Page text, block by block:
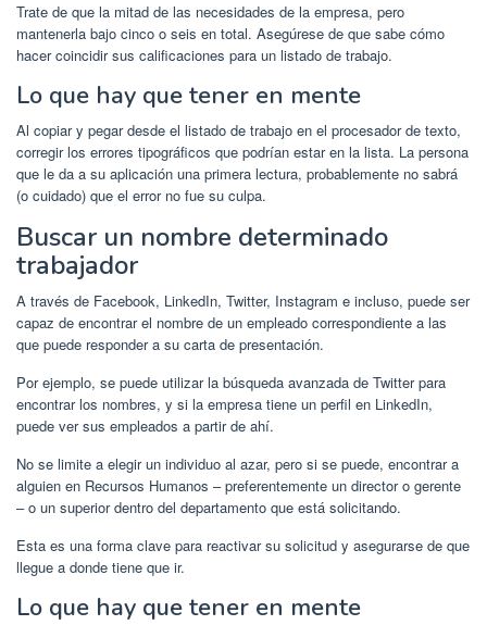
Trate de que la mitad de las necesidades de la empresa, pero
mantenerla bajo cinco o seis en total. Asegúrese de que sabe cómo
hacer coincidir sus calificaciones para un listado de trabajo.
Lo que hay que tener en mente
Al copiar y pegar desde el listado de trabajo en el procesador de texto,
corregir los errores tipográficos que podrían estar en la lista. La persona
que le da a su aplicación una primera lectura, probablemente no sabrá
(o cuidado) que el error no fue su culpa.
Buscar un nombre determinado
trabajador
A través de Facebook, LinkedIn, Twitter, Instagram e incluso, puede ser
capaz de encontrar el nombre de un empleado correspondiente a las
que puede responder a su carta de presentación.
Por ejemplo, se puede utilizar la búsqueda avanzada de Twitter para
encontrar los nombres, y si la empresa tiene un perfil en LinkedIn,
puede ver sus empleados a partir de ahí.
No se limite a elegir un individuo al azar, pero si se puede, encontrar a
alguien en Recursos Humanos – preferentemente un director o gerente
– o un superior dentro del departamento que está solicitando.
Esta es una forma clave para reactivar su solicitud y asegurarse de que
llegue a donde tiene que ir.
Lo que hay que tener en mente